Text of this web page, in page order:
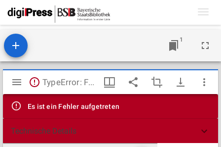
1
Mirador
Viewer
TypeError: Failed to fetch
Es ist ein Fehler aufgetreten
Technische Details